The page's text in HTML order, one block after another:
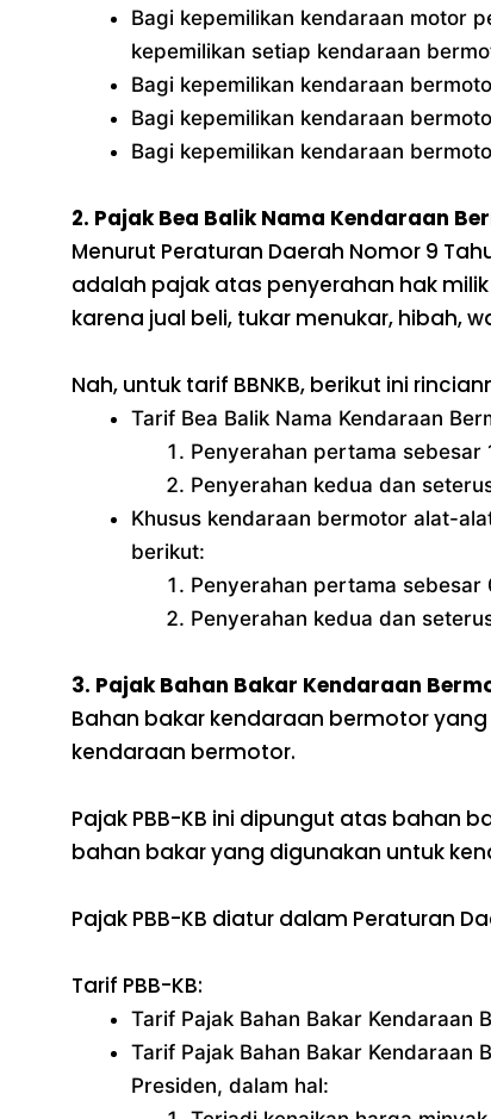
Bagi kepemilikan kendaraan motor
kepemilikan setiap kendaraan
Bagi kepemilikan kendaraan
Bagi kepemilikan kendaraan
Bagi kepemilikan kendaraan
2. Pajak Bea Balik Nama Kendaraan
Menurut Peraturan Daerah Nomor 9
adalah pajak atas penyerahan hak
karena jual beli, tukar menukar, hibah,
Nah, untuk tarif BBNKB, berikut ini
Tarif Bea Balik Nama Kendaraan
Penyerahan pertama sebesar
Penyerahan kedua dan
Khusus kendaraan bermotor alat-
berikut:
Penyerahan pertama sebesar
Penyerahan kedua dan
3. Pajak Bahan Bakar Kendaraan
Bahan bakar kendaraan bermotor
kendaraan bermotor.
Pajak PBB-KB ini dipungut atas bahan
bahan bakar yang digunakan untuk
Pajak PBB-KB diatur dalam Peraturan
Tarif PBB-KB:
Tarif Pajak Bahan Bakar Kendaraan
Tarif Pajak Bahan Bakar
Presiden, dalam hal: